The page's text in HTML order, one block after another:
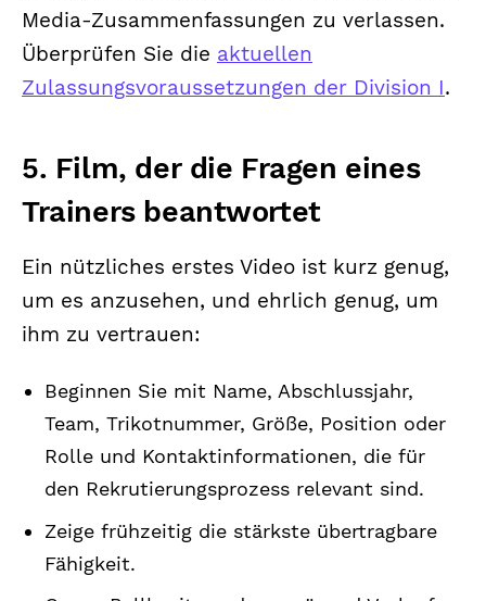
Media-Zusammenfassungen zu verlassen.
Überprüfen Sie die aktuellen
Zulassungsvoraussetzungen der Division I.
5. Film, der die Fragen eines
Trainers beantwortet
Ein nützliches erstes Video ist kurz genug,
um es anzusehen, und ehrlich genug, um
ihm zu vertrauen:
Beginnen Sie mit Name, Abschlussjahr,
Team, Trikotnummer, Größe, Position oder
Rolle und Kontaktinformationen, die für
den Rekrutierungsprozess relevant sind.
Zeige frühzeitig die stärkste übertragbare
Fähigkeit.